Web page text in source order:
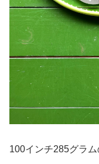
100インチ285グラ